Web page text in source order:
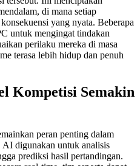
di mana setiap
yang nyata. Beberapa
untuk mengingat tindakan
perilaku mereka di masa
terasa lebih hidup dan penuh
Kompetisi Semakin
peran penting dalam
digunakan untuk analisis
prediksi hasil pertandingan.